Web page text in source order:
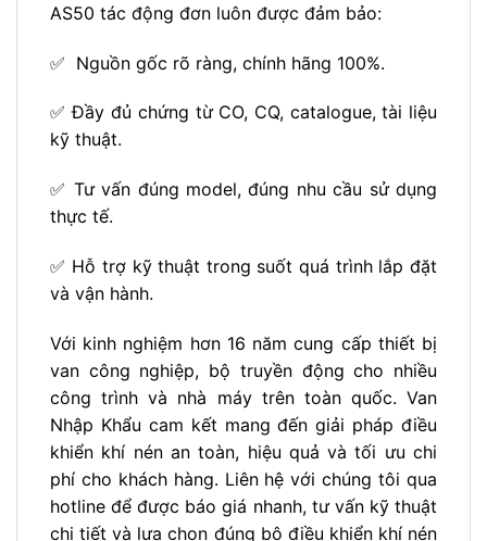
AS50 tác động đơn luôn được đảm bảo:
✅ Nguồn gốc rõ ràng, chính hãng 100%.
✅ Đầy đủ chứng từ CO, CQ, catalogue, tài liệu
kỹ thuật.
✅ Tư vấn đúng model, đúng nhu cầu sử dụng
thực tế.
✅ Hỗ trợ kỹ thuật trong suốt quá trình lắp đặt
và vận hành.
Với kinh nghiệm hơn 16 năm cung cấp thiết bị
van công nghiệp, bộ truyền động cho nhiều
công trình và nhà máy trên toàn quốc. Van
Nhập Khẩu cam kết mang đến giải pháp điều
khiển khí nén an toàn, hiệu quả và tối ưu chi
phí cho khách hàng. Liên hệ với chúng tôi qua
hotline để được báo giá nhanh, tư vấn kỹ thuật
chi tiết và lựa chọn đúng bộ điều khiển khí nén